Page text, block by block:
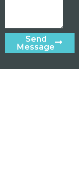
Send
Message